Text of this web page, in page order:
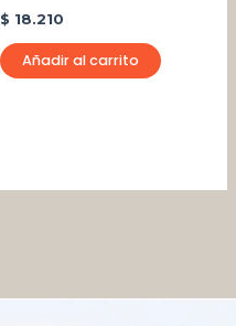
$ 18.210
Añadir al carrito